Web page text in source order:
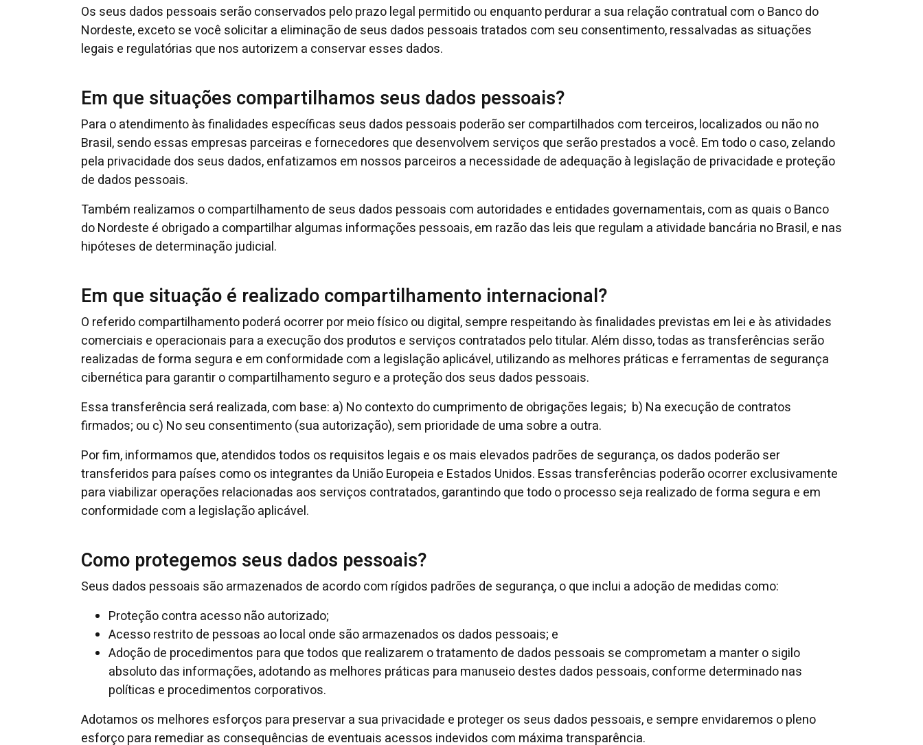
Os seus dados pessoais serão conservados pelo prazo legal permitido ou enquanto perdurar a sua relação contratual com o Banco do
Nordeste, exceto se você solicitar a eliminação de seus dados pessoais tratados com seu consentimento, ressalvadas as situações
legais e regulatórias que nos autorizem a conservar esses dados.
Em que situações compartilhamos seus dados pessoais?
Para o atendimento às finalidades específicas seus dados pessoais poderão ser compartilhados com terceiros, localizados ou não no
Brasil, sendo essas empresas parceiras e fornecedores que desenvolvem serviços que serão prestados a você. Em todo o caso, zelando
pela privacidade dos seus dados, enfatizamos em nossos parceiros a necessidade de adequação à legislação de privacidade e proteção
de dados pessoais.
Também realizamos o compartilhamento de seus dados pessoais com autoridades e entidades governamentais, com as quais o Banco
do Nordeste é obrigado a compartilhar algumas informações pessoais, em razão das leis que regulam a atividade bancária no Brasil, e nas
hipóteses de determinação judicial.
Em que situação é realizado compartilhamento internacional?
O referido compartilhamento poderá ocorrer por meio físico ou digital, sempre respeitando às finalidades previstas em lei e às atividades
comerciais e operacionais para a execução dos produtos e serviços contratados pelo titular. Além disso, todas as transferências serão
realizadas de forma segura e em conformidade com a legislação aplicável, utilizando as melhores práticas e ferramentas de segurança
cibernética para garantir o compartilhamento seguro e a proteção dos seus dados pessoais.
Essa transferência será realizada, com base: a) No contexto do cumprimento de obrigações legais; b) Na execução de contratos
firmados; ou c) No seu consentimento (sua autorização), sem prioridade de uma sobre a outra.
Por fim, informamos que, atendidos todos os requisitos legais e os mais elevados padrões de segurança, os dados poderão ser
transferidos para países como os integrantes da União Europeia e Estados Unidos. Essas transferências poderão ocorrer exclusivamente
para viabilizar operações relacionadas aos serviços contratados, garantindo que todo o processo seja realizado de forma segura e em
conformidade com a legislação aplicável.
Como protegemos seus dados pessoais?
Seus dados pessoais são armazenados de acordo com rígidos padrões de segurança, o que inclui a adoção de medidas como:
Proteção contra acesso não autorizado;
Acesso restrito de pessoas ao local onde são armazenados os dados pessoais; e
Adoção de procedimentos para que todos que realizarem o tratamento de dados pessoais se comprometam a manter o sigilo
absoluto das informações, adotando as melhores práticas para manuseio destes dados pessoais, conforme determinado nas
políticas e procedimentos corporativos.
Adotamos os melhores esforços para preservar a sua privacidade e proteger os seus dados pessoais, e sempre envidaremos o pleno
esforço para remediar as consequências de eventuais acessos indevidos com máxima transparência.